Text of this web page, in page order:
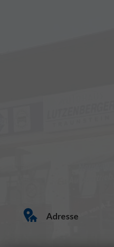
Adresse